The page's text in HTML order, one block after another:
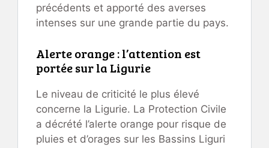
précédents et apporté des averses
intenses sur une grande partie du pays.
Alerte orange : l’attention est
portée sur la Ligurie
Le niveau de criticité le plus élevé
concerne la Ligurie. La Protection Civile
a décrété l’alerte orange pour risque de
pluies et d’orages sur les Bassins Liguri